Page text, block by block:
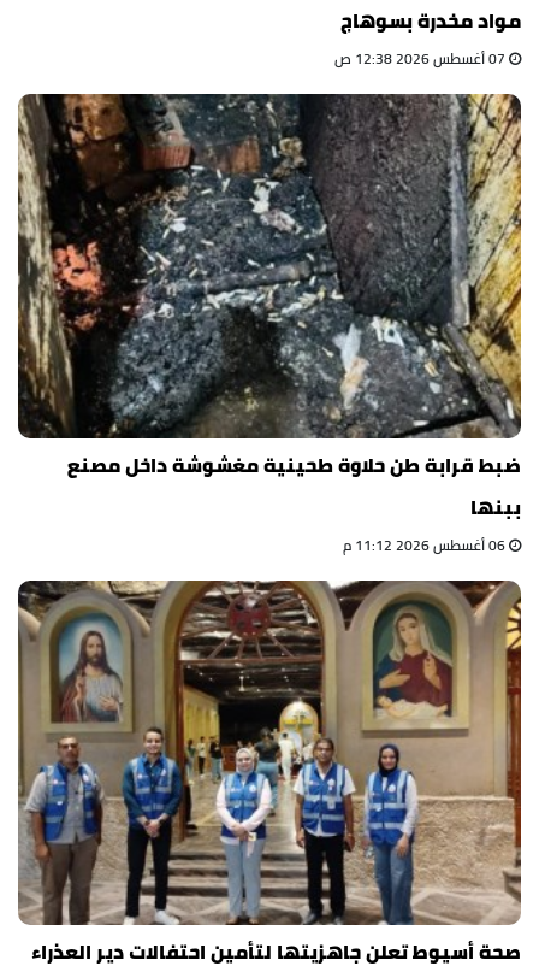
مواد مخدرة بسوهاج
ضبط قرابة طن حلاوة طحينية مغشوشة داخل مصنع
ببنها
صحة أسيوط تعلن جاهزيتها لتأمين احتفالات دير العذراء